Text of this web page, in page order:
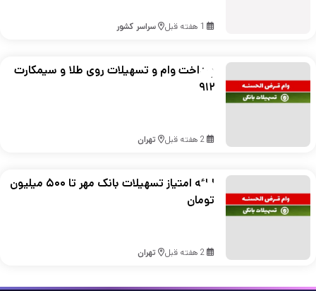
1 هفته قبل سراسر کشور
پرداخت وام و تسهیلات روی طلا و سیمکارت
۹۱۲
2 هفته قبل تهران
ارائه امتیاز تسهیلات بانک مهر تا ۵۰۰ میلیون
تومان
2 هفته قبل تهران